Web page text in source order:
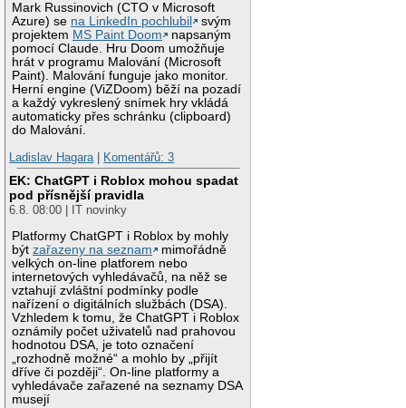
Mark Russinovich (CTO v Microsoft
Azure) se na LinkedIn pochlubil
svým
projektem MS Paint Doom
napsaným
pomocí Claude. Hru Doom umožňuje
hrát v programu Malování (Microsoft
Paint). Malování funguje jako monitor.
Herní engine (ViZDoom) běží na pozadí
a každý vykreslený snímek hry vkládá
automaticky přes schránku (clipboard)
do Malování.
Ladislav Hagara | Komentářů: 3
EK: ChatGPT i Roblox mohou spadat
pod přísnější pravidla
6.8. 08:00 | IT novinky
Platformy ChatGPT i Roblox by mohly
býtzařazeny na seznam
mimořádně
velkých on-line platforem nebo
internetových vyhledávačů, na něž se
vztahují zvláštní podmínky podle
nařízení o digitálních službách (DSA).
Vzhledem k tomu, že ChatGPT i Roblox
oznámily počet uživatelů nad prahovou
hodnotou DSA, je toto označení
„rozhodně možné“ a mohlo by „přijít
dříve či později“. On-line platformy a
vyhledávače zařazené na seznamy DSA
musejí